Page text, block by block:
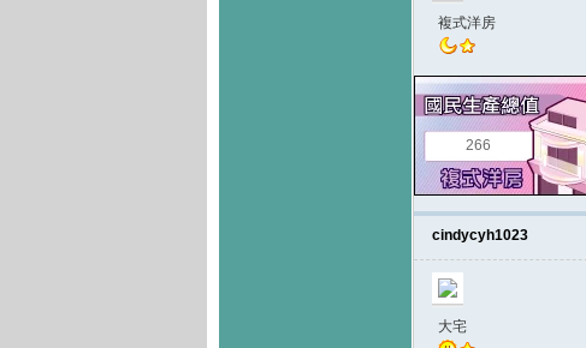
複式洋房
266
cindycyh1023
大宅